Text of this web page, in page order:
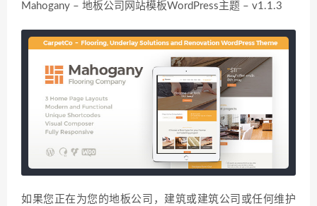
Mahogany – 地板公司网站模板WordPress主题 – v1.1.3
如果您正在为您的地板公司，建筑或建筑公司或任何维护